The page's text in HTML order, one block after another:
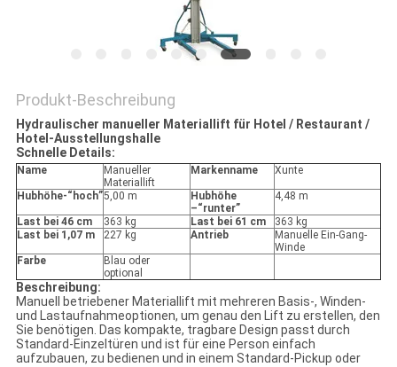
Produkt-Beschreibung
Hydraulischer manueller Materiallift für Hotel / Restaurant /
Hotel-Ausstellungshalle
Schnelle Details:
Name
Manueller
Materiallift
Markenname Xunte
Hubhöhe-“hoch”5,00 m
Hubhöhe
–“runter”
4,48 m
Last bei 46 cm 363 kg Last bei 61 cm
363 kg
Last bei 1,07 m
227 kg Antrieb
Manuelle Ein-Gang-
Winde
Farbe
Blau oder
optional
Beschreibung:
Manuell betriebener Materiallift mit mehreren Basis-, Winden-
und Lastaufnahmeoptionen, um genau den Lift zu erstellen, den
Sie benötigen. Das kompakte, tragbare Design passt durch
Standard-Einzeltüren und ist für eine Person einfach
aufzubauen, zu bedienen und in einem Standard-Pickup oder